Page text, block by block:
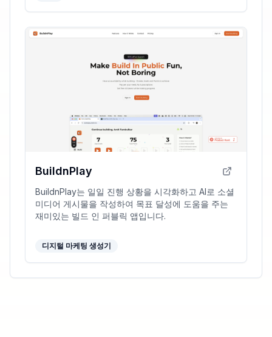
BuildnPlay
BuildnPlay는 일일 진행 상황을 시각화하고 AI로 소셜
미디어 게시물을 작성하여 목표 달성에 도움을 주는
재미있는 빌드 인 퍼블릭 앱입니다.
디지털 마케팅 생성기